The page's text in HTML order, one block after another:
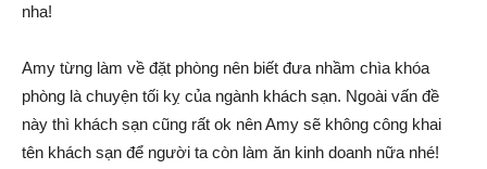
nha!
Amy từng làm về đặt phòng nên biết đưa nhầm chìa khóa
phòng là chuyện tối kỵ của ngành khách sạn. Ngoài vấn đề
này thì khách sạn cũng rất ok nên Amy sẽ không công khai
tên khách sạn để người ta còn làm ăn kinh doanh nữa nhé!